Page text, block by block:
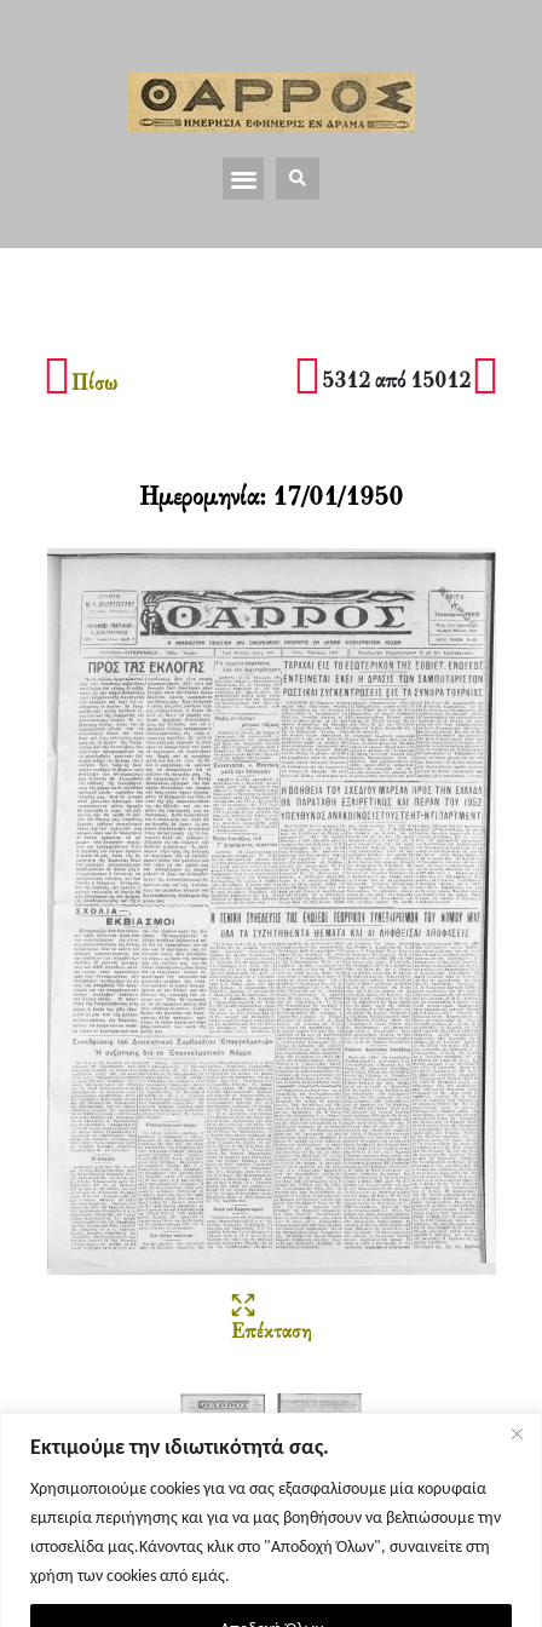
Εκτιμούμε την ιδιωτικότητά σας.
Χρησιμοποιούμε cookies για να σας εξασφαλίσουμε μία κορυφαία
εμπειρία περιήγησης και για να μας βοηθήσουν να βελτιώσουμε την
ιστοσελίδα μας.Κάνοντας κλικ στο "Αποδοχή Όλων", συναινείτε στη
χρήση των cookies από εμάς.
Πίσω 5312 από 15012
Επέκταση
Σελίδα 1 Σελίδα 2
Ημερομηνία: 17/01/1950